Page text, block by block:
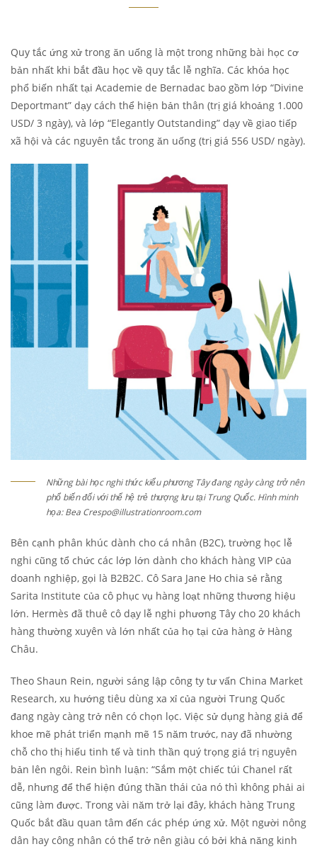
Quy tắc ứng xử trong ăn uống là một trong những bài học cơ
bản nhất khi bắt đầu học về quy tắc lễ nghĩa. Các khóa học
phổ biến nhất tại Academie de Bernadac bao gồm lớp “Divine
Deportmant” dạy cách thể hiện bản thân (trị giá khoảng 1.000
USD/ 3 ngày), và lớp “Elegantly Outstanding” dạy về giao tiếp
xã hội và các nguyên tắc trong ăn uống (trị giá 556 USD/ ngày).
Những bài học nghi thức kiểu phương Tây đang ngày càng trở nên
phổ biến đối với thế hệ trẻ thượng lưu tại Trung Quốc. Hình minh
họa: Bea Crespo@illustrationroom.com
Bên cạnh phân khúc dành cho cá nhân (B2C), trường học lễ
nghi cũng tổ chức các lớp lớn dành cho khách hàng VIP của
doanh nghiệp, gọi là B2B2C. Cô Sara Jane Ho chia sẻ rằng
Sarita Institute của cô phục vụ hàng loạt những thương hiệu
lớn. Hermès đã thuê cô dạy lễ nghi phương Tây cho 20 khách
hàng thường xuyên và lớn nhất của họ tại cửa hàng ở Hàng
Châu.
Theo Shaun Rein, người sáng lập công ty tư vấn China Market
Research, xu hướng tiêu dùng xa xỉ của người Trung Quốc
đang ngày càng trở nên có chọn lọc. Việc sử dụng hàng giả để
khoe mẽ phát triển mạnh mẽ 15 năm trước, nay đã nhường
chỗ cho thị hiếu tinh tế và tinh thần quý trọng giá trị nguyên
bản lên ngôi. Rein bình luận: “Sắm một chiếc túi Chanel rất
dễ, nhưng để thể hiện đúng thần thái của nó thì không phải ai
cũng làm được. Trong vài năm trở lại đây, khách hàng Trung
Quốc bắt đầu quan tâm đến các phép ứng xử. Một người nông
dân hay công nhân có thể trở nên giàu có bởi khả năng kinh